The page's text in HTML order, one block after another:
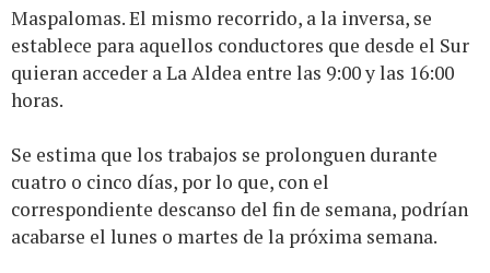
Maspalomas. El mismo recorrido, a la inversa, se
establece para aquellos conductores que desde el Sur
quieran acceder a La Aldea entre las 9:00 y las 16:00
horas.
Se estima que los trabajos se prolonguen durante
cuatro o cinco días, por lo que, con el
correspondiente descanso del fin de semana, podrían
acabarse el lunes o martes de la próxima semana.